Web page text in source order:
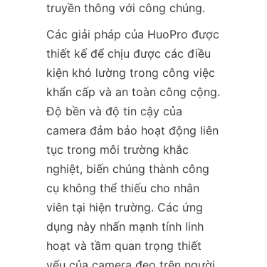
truyền thông với công chúng.
Các giải pháp của HuoPro được
thiết kế để chịu được các điều
kiện khó lường trong công việc
khẩn cấp và an toàn công cộng.
Độ bền và độ tin cậy của
camera đảm bảo hoạt động liên
tục trong môi trường khắc
nghiệt, biến chúng thành công
cụ không thể thiếu cho nhân
viên tại hiện trường. Các ứng
dụng này nhấn mạnh tính linh
hoạt và tầm quan trọng thiết